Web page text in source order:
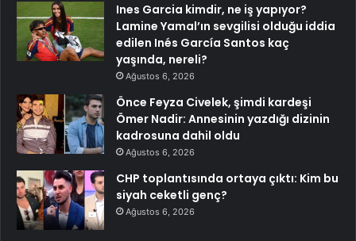
Ines Garcia kimdir, ne iş yapıyor?
Lamine Yamal’ın sevgilisi olduğu iddia
edilen Inés García Santos kaç
yaşında, nereli?
Ağustos 6, 2026
Önce Feyza Civelek, şimdi kardeşi
Ömer Nadir: Annesinin yazdığı dizinin
kadrosuna dahil oldu
Ağustos 6, 2026
CHP toplantısında ortaya çıktı: Kim bu
siyah ceketli genç?
Ağustos 6, 2026